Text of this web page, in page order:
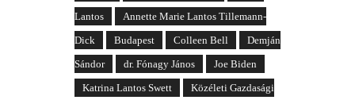
Lantos
Annette Marie Lantos Tillemann-
Dick
Budapest Colleen Bell
Demján
Sándor
dr. Fónagy János
Joe Biden
Katrina Lantos Swett
Közéleti Gazdasági